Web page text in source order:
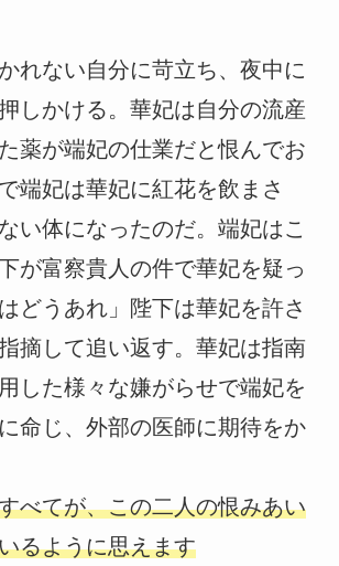
れない自分に苛立ち、夜中に
しかける。華妃は自分の流産
薬が端妃の仕業だと恨んでお
端妃は華妃に紅花を飲まさ
い体になったのだ。端妃はこ
が富察貴人の件で華妃を疑っ
どうあれ」陛下は華妃を許さ
摘して追い返す。華妃は指南
した様々な嫌がらせで端妃を
命じ、外部の医師に期待をか
べてが、この二人の恨みあい
るように思えます